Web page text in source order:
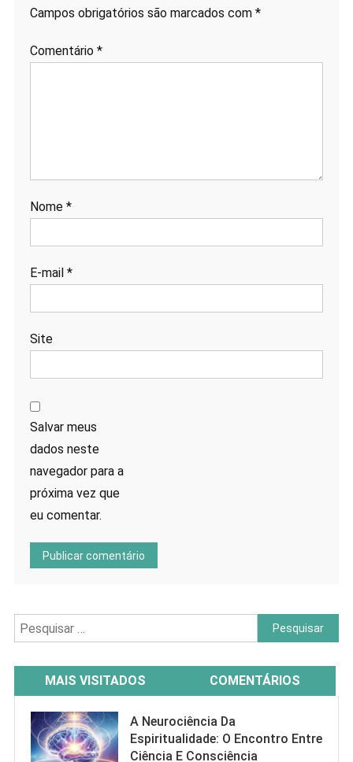
Campos obrigatórios são marcados com *
Comentário *
Nome *
E-mail *
Site
Salvar meus
dados neste
navegador para a
próxima vez que
eu comentar.
Pesquisar
por:
MAIS VISITADOS COMENTÁRIOS
A Neurociência Da
Espiritualidade: O Encontro Entre
Ciência E Consciência